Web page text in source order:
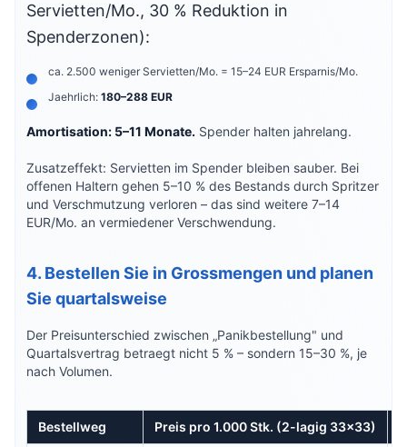
Servietten/Mo., 30 % Reduktion in
Spenderzonen):
ca. 2.500 weniger Servietten/Mo. = 15–24 EUR Ersparnis/Mo.
Jaehrlich: 180–288 EUR
Amortisation: 5–11 Monate. Spender halten jahrelang.
Zusatzeffekt: Servietten im Spender bleiben sauber. Bei
offenen Haltern gehen 5–10 % des Bestands durch Spritzer
und Verschmutzung verloren – das sind weitere 7–14
EUR/Mo. an vermiedener Verschwendung.
4. Bestellen Sie in Grossmengen und planen
Sie quartalsweise
Der Preisunterschied zwischen „Panikbestellung" und
Quartalsvertrag betraegt nicht 5 % – sondern 15–30 %, je
nach Volumen.
Bestellweg Preis pro 1.000 Stk. (2-lagig 33x33)